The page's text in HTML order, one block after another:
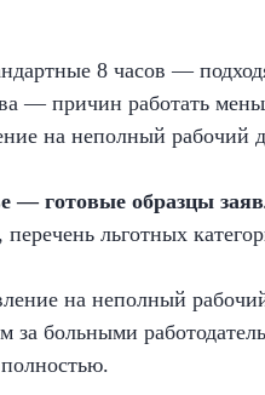
8 часов —
— причин работать
на неполный рабочий
— готовые образцы
перечень льготных
на неполный
больными